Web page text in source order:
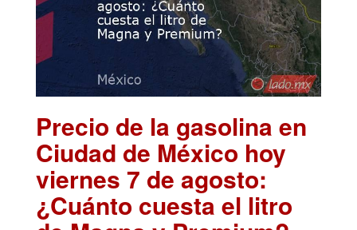
Precio de la gasolina en
Ciudad de México hoy
viernes 7 de agosto:
¿Cuánto cuesta el litro